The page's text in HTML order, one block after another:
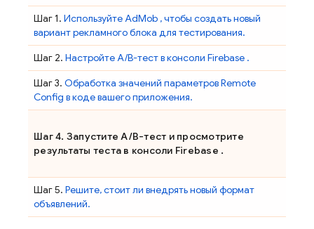
Шаг 1. ИспользуйтеAdMob , чтобы создать новый
вариант рекламного блока для тестирования.
Шаг 2. Настройте A/B-тест в консоли Firebase .
Шаг 3. Обработка значений параметровRemote
Config в коде вашего приложения.
Шаг 4. Запустите A/B-тест и просмотрите
результаты теста в консоли Firebase .
Шаг 5. Решите, стоит ли внедрять новый формат
объявлений.